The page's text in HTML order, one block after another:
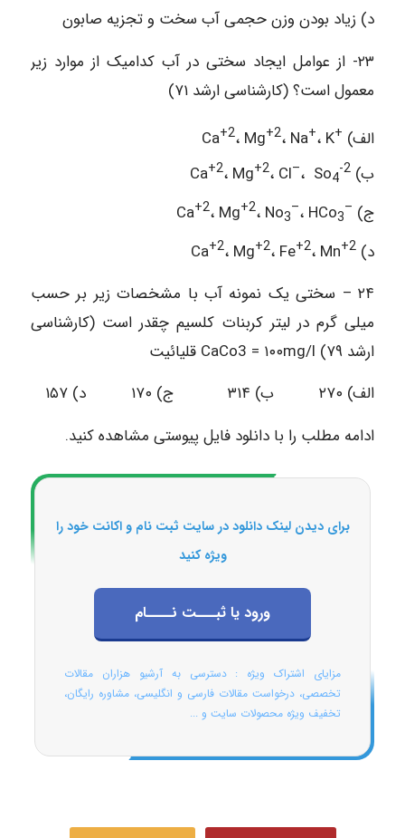
د) زیاد بودن وزن حجمی آب سخت و تجزیه صابون
۲۳- از عوامل ایجاد سختی در آب کدامیک از موارد زیر
معمول است؟ (کارشناسی ارشد ۷۱)
الف) +
Ca+2، Mg+2، Na+، K
ب) Ca
+2، Mg+2، Cl–، So4
-2
ج) –
Ca+2، Mg+2، No3
–، HCo3
د) Ca +2، Mg+2، Fe+2، Mn+2
۲۴ – سختی یک نمونه آب با مشخصات زیر بر حسب
میلی گرم در لیتر کربنات کلسیم چقدر است (کارشناسی
ارشد ۷۹) CaCo3 = ۱۰۰mg/l قلیائیت
الف) ۲۷۰ ب) ۳۱۴ ج) ۱۷۰ د) ۱۵۷
ادامه مطلب را با دانلود فایل پیوستی مشاهده کنید.
برای دیدن لینک دانلود در سایت ثبت نام و اکانت خود را
ویژه کنید
ورود یا ثبـــت نــــام
مزایای اشتراک ویژه : دسترسی به آرشیو هزاران مقالات
تخصصی، درخواست مقالات فارسی و انگلیسی، مشاوره رایگان،
تخفیف ویژه محصولات سایت و ...